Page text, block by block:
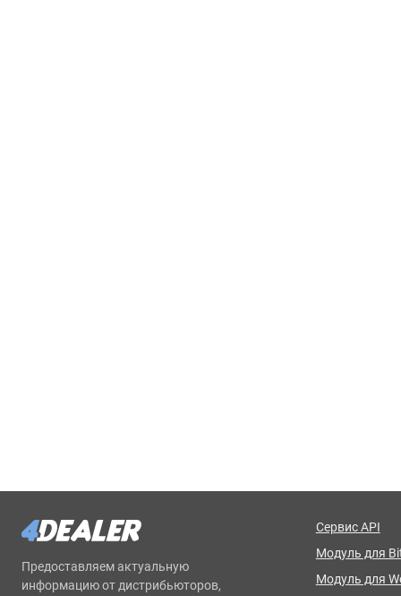
Предоставляем актуальную
информацию от дистрибьюторов,
Сервис API
Модуль для
Модуль для